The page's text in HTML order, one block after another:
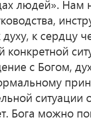
людей». Нам
духу, к сердцу
с Богом,
ситуации
Бога можно